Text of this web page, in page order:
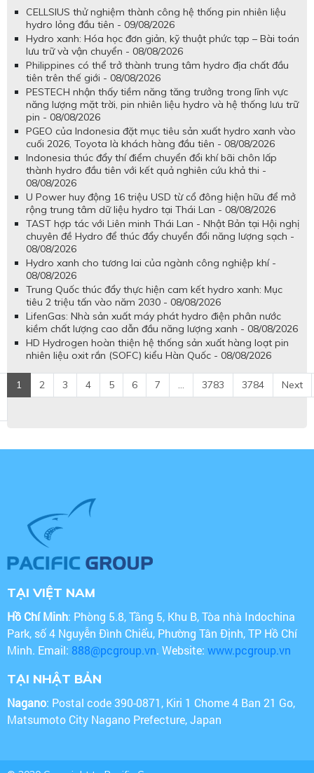
CELLSIUS thử nghiệm thành công hệ thống pin nhiên liệu
hydro lỏng đầu tiên - 09/08/2026
Hydro xanh: Hóa học đơn giản, kỹ thuật phức tạp – Bài toán
lưu trữ và vận chuyển - 08/08/2026
Philippines có thể trở thành trung tâm hydro địa chất đầu
tiên trên thế giới - 08/08/2026
PESTECH nhận thấy tiềm năng tăng trưởng trong lĩnh vực
năng lượng mặt trời, pin nhiên liệu hydro và hệ thống lưu trữ
pin - 08/08/2026
PGEO của Indonesia đặt mục tiêu sản xuất hydro xanh vào
cuối 2026, Toyota là khách hàng đầu tiên - 08/08/2026
Indonesia thúc đẩy thí điểm chuyển đổi khí bãi chôn lấp
thành hydro đầu tiên với kết quả nghiên cứu khả thi -
08/08/2026
U Power huy động 16 triệu USD từ cổ đông hiện hữu để mở
rộng trung tâm dữ liệu hydro tại Thái Lan - 08/08/2026
TAST hợp tác với Liên minh Thái Lan - Nhật Bản tại Hội nghị
chuyên đề Hydro để thúc đẩy chuyển đổi năng lượng sạch -
08/08/2026
Hydro xanh cho tương lai của ngành công nghiệp khí -
08/08/2026
Trung Quốc thúc đẩy thực hiện cam kết hydro xanh: Mục
tiêu 2 triệu tấn vào năm 2030 - 08/08/2026
LifenGas: Nhà sản xuất máy phát hydro điện phân nước
kiềm chất lượng cao dẫn đầu năng lượng xanh - 08/08/2026
HD Hydrogen hoàn thiện hệ thống sản xuất hàng loạt pin
nhiên liệu oxit rắn (SOFC) kiểu Hàn Quốc - 08/08/2026
1 2 3 4 5 6 7 ... 3783 3784 Next
TẠI VIỆT NAM
Hồ Chí Minh: Phòng 5.8, Tầng 5, Khu B, Tòa nhà Indochina
Park, số 4 Nguyễn Đình Chiểu, Phường Tân Định, TP Hồ Chí
Minh. Email: 888@pcgroup.vn. Website: www.pcgroup.vn
TẠI NHẬT BẢN
Nagano: Postal code 390-0871, Kiri 1 Chome 4 Ban 21 Go,
Matsumoto City Nagano Prefecture, Japan